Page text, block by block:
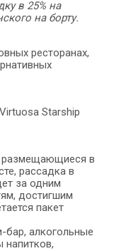
в 25% на
на борту.
ресторанах,
Starship
размещающиеся в
рассадка в
за одним
достигшим
пакет
бар, алкогольные
напитков,